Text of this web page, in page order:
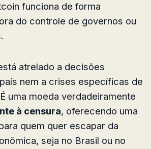
funciona de forma
do controle de governos ou
atrelado a decisões
nem a crises específicas de
uma moeda verdadeiramente
à censura, oferecendo uma
quem quer escapar da
seja no Brasil ou no